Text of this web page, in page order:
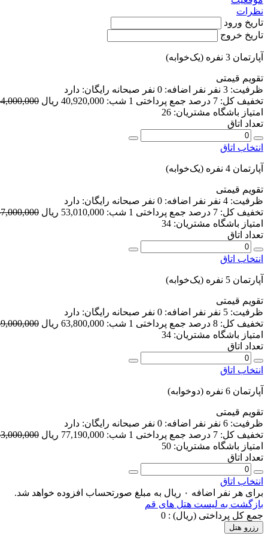
نظرات
تاریخ ورود
تاریخ خروج
آپارتمان 3 نفره (یک‌خوابه)
تقویم قیمتی
ظرفیت: 3 نفر نفر اضافه: 0 نفر صبحانه رایگان: دارد
تخفیف کل: 7 درصد جمع پرداختی 1 شب: 40,920,000 ریال
44,000,000
امتیاز باشگاه مشتریان: 26
تعداد اتاق
انتخاب اتاق
آپارتمان 4 نفره (یک‌خوابه)
تقویم قیمتی
ظرفیت: 4 نفر نفر اضافه: 0 نفر صبحانه رایگان: دارد
تخفیف کل: 7 درصد جمع پرداختی 1 شب: 53,010,000 ریال
57,000,000
امتیاز باشگاه مشتریان: 34
تعداد اتاق
انتخاب اتاق
آپارتمان 5 نفره (یک‌خوابه)
تقویم قیمتی
ظرفیت: 5 نفر نفر اضافه: 0 نفر صبحانه رایگان: دارد
تخفیف کل: 8 درصد جمع پرداختی 1 شب: 63,800,000 ریال
69,000,000
امتیاز باشگاه مشتریان: 34
تعداد اتاق
انتخاب اتاق
آپارتمان 6 نفره (دوخوابه)
تقویم قیمتی
ظرفیت: 6 نفر نفر اضافه: 0 نفر صبحانه رایگان: دارد
تخفیف کل: 7 درصد جمع پرداختی 1 شب: 77,190,000 ریال
83,000,000
امتیاز باشگاه مشتریان: 50
تعداد اتاق
انتخاب اتاق
برای هر نفر اضافه ۰ ریال به مبلغ صورتحساب افزوده خواهد شد.
بازگشت به لیست هتل های قم
جمع کل پرداختی (ریال) : 0
رزرو هتل